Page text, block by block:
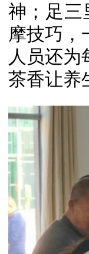
神；足三
摩技巧，
人员还
茶香让养